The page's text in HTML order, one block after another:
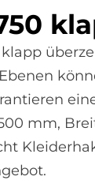
klapp
mm,